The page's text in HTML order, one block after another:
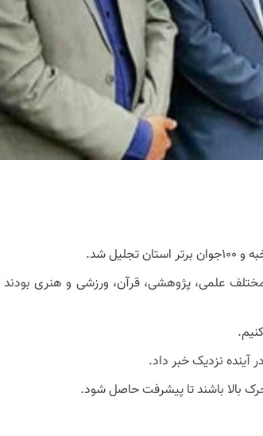
علمی، پژوهشی، قرآن، ورزشی و هنری
بالا باشند تا پیشرفت حاصل شود.